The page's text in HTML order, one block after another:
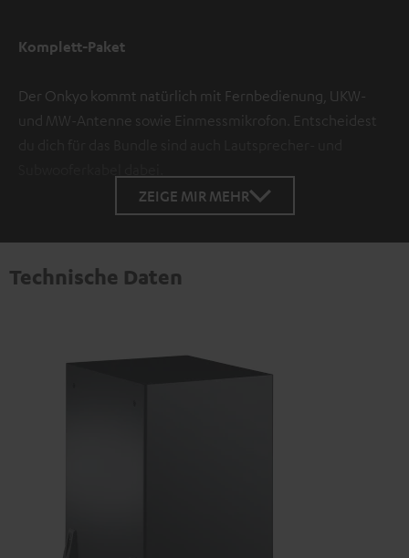
Komplett-Paket
Der Onkyo kommt natürlich mit Fernbedienung, UKW-
und MW-Antenne sowie Einmessmikrofon. Entscheidest
ZEIGE MIR MEHR
Technische Daten